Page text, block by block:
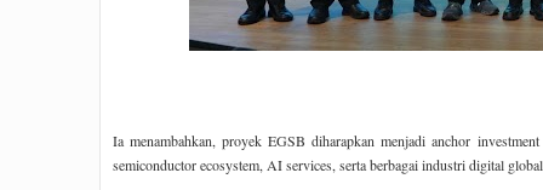
Ia menambahkan, proyek EGSB diharapkan menjadi anchor
semiconductor ecosystem, AI services, serta berbagai industri digital